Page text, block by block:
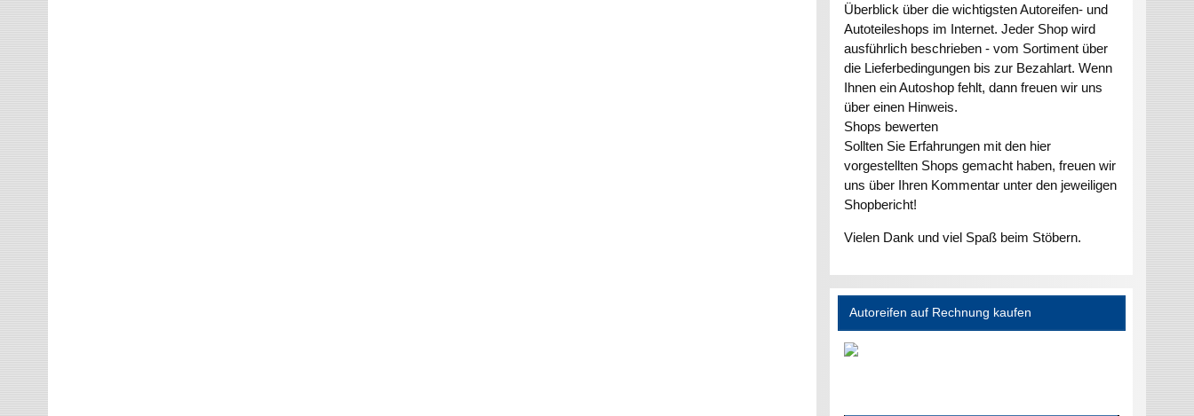
Überblick über die wichtigsten Autoreifen- und
Autoteileshops im Internet. Jeder Shop wird
ausführlich beschrieben - vom Sortiment über
die Lieferbedingungen bis zur Bezahlart. Wenn
Ihnen ein Autoshop fehlt, dann freuen wir uns
über einen Hinweis.
Shops bewerten
Sollten Sie Erfahrungen mit den hier
vorgestellten Shops gemacht haben, freuen wir
uns über Ihren Kommentar unter den jeweiligen
Shopbericht!
Vielen Dank und viel Spaß beim Stöbern.
Autoreifen auf Rechnung kaufen